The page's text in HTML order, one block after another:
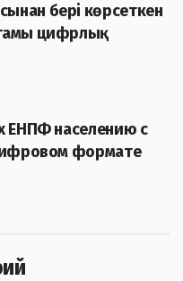
бері көрсеткен
цифрлық
ЕНПФ населению с
формате